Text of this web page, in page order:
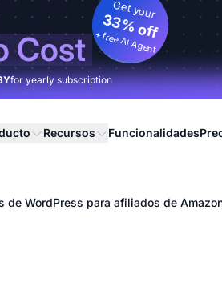
Cost
Get your
33% off
+ free AI Agent
for yearly subscription
Recursos Funcionalidades
de WordPress para afiliados de